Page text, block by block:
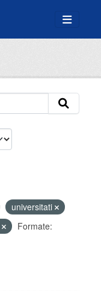
universitati
Formate: